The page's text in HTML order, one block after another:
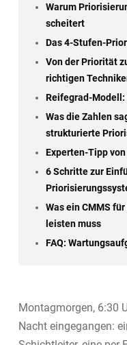
Warum
scheitert
Das 4-Stufen-
Von der Priorität
richtigen
Reifegrad-Modell:
Was die Zahlen
strukturierte
Experten-Tipp
6 Schritte zur
Was ein CMMS
leisten muss
FAQ:
Montagmorgen, 6:30
Nacht eingegangen: